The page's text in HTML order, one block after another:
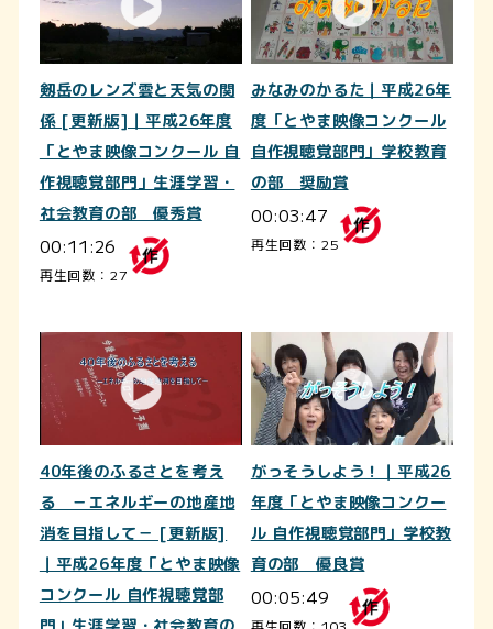
剱岳のレンズ雲と天気の関
係 [更新版]｜平成26年度
「とやま映像コンクール 自
作視聴覚部門」生涯学習・
社会教育の部 優秀賞
00:11:26
再生回数：27
みなみのかるた｜平成26年
度「とやま映像コンクール
自作視聴覚部門」学校教育
の部 奨励賞
00:03:47
再生回数：25
40年後のふるさとを考え
る －エネルギーの地産地
消を目指して－ [更新版]
｜平成26年度「とやま映像
コンクール 自作視聴覚部
がっそうしよう！｜平成26
年度「とやま映像コンクー
ル 自作視聴覚部門」学校教
育の部 優良賞
00:05:49